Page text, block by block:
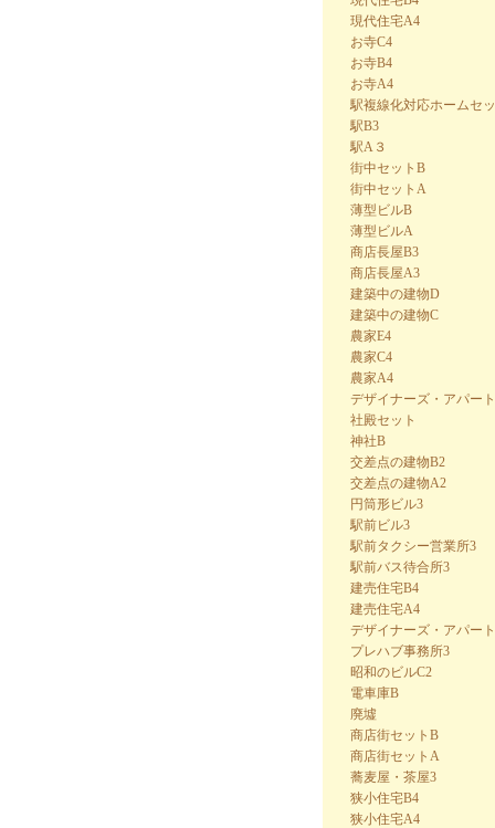
現代住宅A4
お寺C4
お寺B4
お寺A4
駅複線化対応ホームセ
駅B3
駅A３
街中セットB
街中セットA
薄型ビルB
薄型ビルA
商店長屋B3
商店長屋A3
建築中の建物D
建築中の建物C
農家E4
農家C4
農家A4
デザイナーズ・アパー
社殿セット
神社B
交差点の建物B2
交差点の建物A2
円筒形ビル3
駅前ビル3
駅前タクシー営業所3
駅前バス待合所3
建売住宅B4
建売住宅A4
デザイナーズ・アパート
プレハブ事務所3
昭和のビルC2
電車庫B
廃墟
商店街セットB
商店街セットA
蕎麦屋・茶屋3
狭小住宅B4
狭小住宅A4